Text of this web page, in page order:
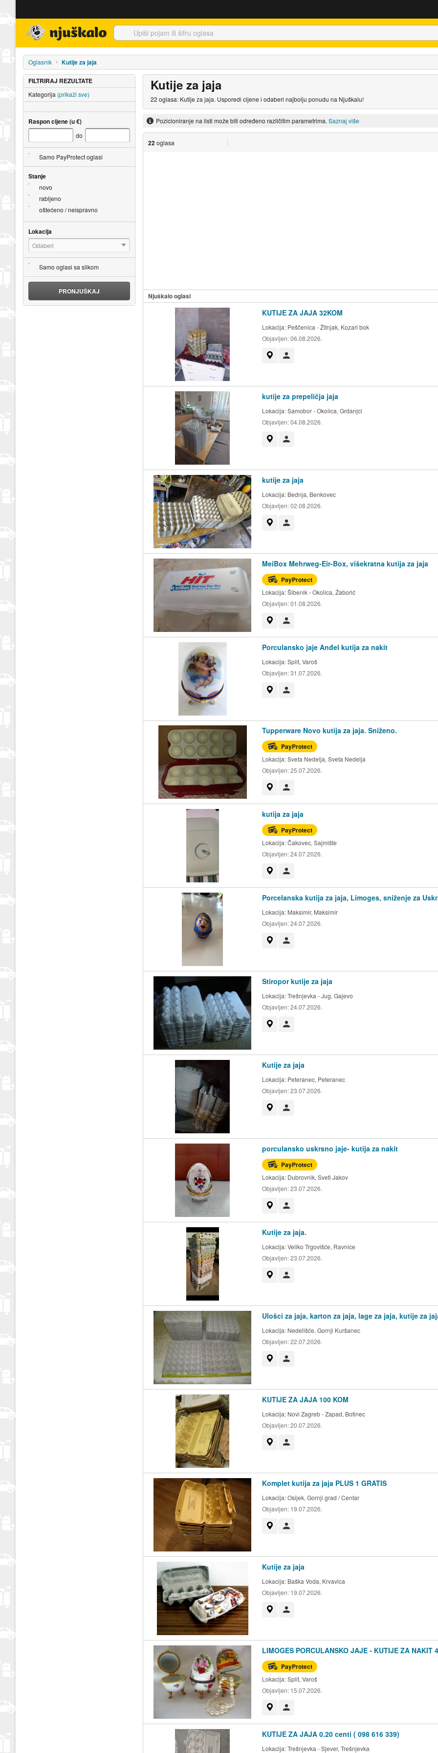
Oglasnik Kutije za jaja
Kutije za jaja
22 oglasa: Kutije za jaja. Usporedi cijene i odaberi najbolju ponudu na Njuškalu!
Pozicioniranje na listi može biti određeno različitim parametrima. Saznaj više
22oglasa
Njuškalo oglasi
KUTIJE ZA JAJA 32KOM
Lokacija: Peščenica - Žitnjak, Kozari bok
Objavljen:06.08.2026.
kutije za prepeličja jaja
Lokacija:Samobor - Okolica, Grdanjci
Objavljen:04.08.2026.
kutije za jaja
Lokacija: Bednja, Benkovec
Objavljen:02.08.2026.
MeiBox Mehrweg-Eir-Box, višekratna kutija za jaja
PayProtect
Lokacija:Šibenik - Okolica, Žaborić
Objavljen:01.08.2026.
Porculansko jaje Anđel kutija za nakit
Lokacija:Split, Varoš
Objavljen:31.07.2026.
Tupperware Novo kutija za jaja. Sniženo.
PayProtect
Lokacija:Sveta Nedelja, Sveta Nedelja
Objavljen:25.07.2026.
kutija za jaja
PayProtect
Lokacija:Čakovec, Sajmište
Objavljen:24.07.2026.
Porcelanska kutija za jaja, Limoges, sniženje za
Lokacija: Maksimir, Maksimir
Objavljen:24.07.2026.
Stiropor kutije za jaja
Lokacija:Trešnjevka - Jug, Gajevo
Objavljen:24.07.2026.
Kutije za jaja
Lokacija: Peteranec, Peteranec
Objavljen:23.07.2026.
porculansko uskrsno jaje- kutija za nakit
PayProtect
Lokacija: Dubrovnik, Sveti Jakov
Objavljen:23.07.2026.
Kutije za jaja.
Lokacija:Veliko Trgovišće, Ravnice
Objavljen:23.07.2026.
Ulošci za jaja, karton za jaja, lage za jaja, kutije za
Lokacija: Nedelišće, Gornji Kuršanec
Objavljen:22.07.2026.
KUTIJE ZA JAJA 100 KOM
Lokacija: Novi Zagreb - Zapad, Botinec
Objavljen:20.07.2026.
Komplet kutija za jaja PLUS 1 GRATIS
Lokacija:Osijek, Gornji grad / Centar
Objavljen: 19.07.2026.
Kutije za jaja
Lokacija: Baška Voda, Krvavica
Objavljen: 19.07.2026.
LIMOGES PORCULANSKO JAJE - KUTIJE ZA NAKIT
PayProtect
Lokacija:Split, Varoš
Objavljen: 15.07.2026.
KUTIJE ZA JAJA 0.20 centi ( 098 616 339)
Lokacija:Trešnjevka - Sjever, Trešnjevka
FILTRIRAJ REZULTATE
Kategorija (prikaži sve)
Raspon cijene (u €)
do
Samo PayProtect oglasi
Stanje
novo
rabljeno
oštećeno / neispravno
Lokacija
Odaberi
Samo oglasi sa slikom
PRONJUŠKAJ